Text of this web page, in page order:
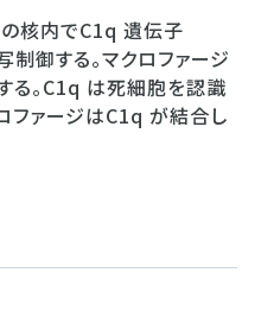
核内でC1q 遺伝子
御する。マクロファージ
。C1q は死細胞を認識
ファージはC1q が結合し